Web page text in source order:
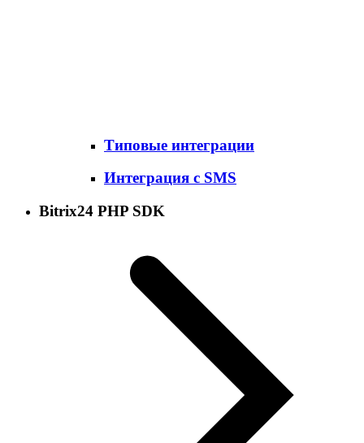
Типовые интеграции
Интеграция с SMS
Bitrix24 PHP SDK